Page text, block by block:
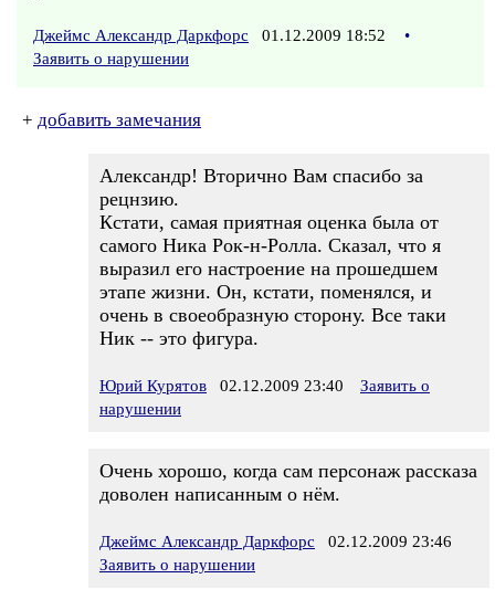
Джеймс Александр Даркфорс 01.12.2009 18:52
•
Заявить о нарушении
+ добавить замечания
Александр! Вторично Вам спасибо за
рецнзию.
Кстати, самая приятная оценка была от
самого Ника Рок-н-Ролла. Сказал, что я
выразил его настроение на прошедшем
этапе жизни. Он, кстати, поменялся, и
очень в своеобразную сторону. Все таки
Ник -- это фигура.
Юрий Курятов 02.12.2009 23:40
Заявить о
нарушении
Очень хорошо, когда сам персонаж рассказа
доволен написанным о нём.
Джеймс Александр Даркфорс 02.12.2009 23:46
Заявить о нарушении